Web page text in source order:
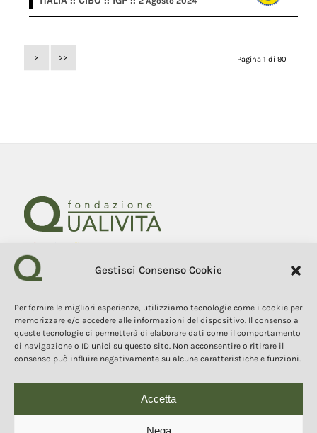
Gestisci Consenso Cookie
Per fornire le migliori esperienze, utilizziamo tecnologie come i cookie per
memorizzare e/o accedere alle informazioni del dispositivo. Il consenso a
queste tecnologie ci permetterà di elaborare dati come il comportamento
di navigazione o ID unici su questo sito. Non acconsentire o ritirare il
consenso può influire negativamente su alcune caratteristiche e funzioni.
Accetta
Nega
Pagina 1 di 90
> >>
Fondazione Qualivita
53100 Siena (Si) Italy
Tel. +39 0577 1503049
COPYRIGHT 2025
I contenuti, i testi e le immagini di questo sito web sono di
qualsiasi forma, dei contenuti e delle immagini senza espressa